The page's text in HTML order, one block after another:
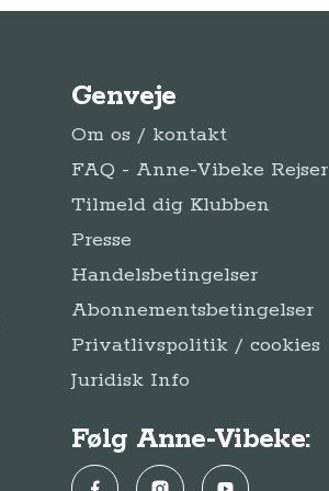
Genveje
Om os / kontakt
FAQ - Anne-Vibeke Rejser
Tilmeld dig Klubben
Presse
Handelsbetingelser
Abonnementsbetingelser
Privatlivspolitik / cookies
Juridisk Info
Følg Anne-Vibeke: